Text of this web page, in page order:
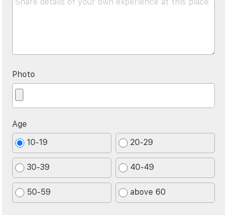
Photo
Age
10-19
20-29
30-39 40-49
50-59 above 60